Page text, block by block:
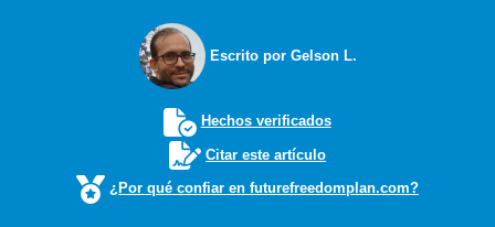
Escrito por Gelson L.
Hechos verificados
Citar este artículo
¿Por qué confiar en futurefreedomplan.com?